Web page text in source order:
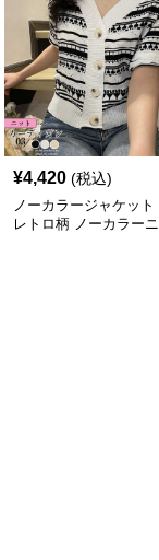
¥4,420 (税込)
ノーカラージャケット
レトロ柄 ノーカラーニ